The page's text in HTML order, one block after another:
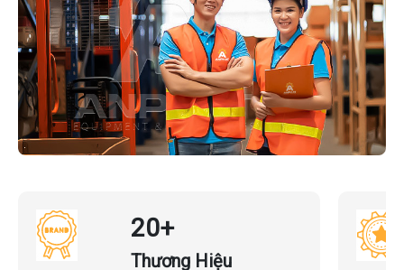
20+
Thương Hiệu